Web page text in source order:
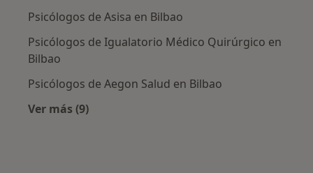
Psicólogos de Asisa en Bilbao
Psicólogos de Igualatorio Médico Quirúrgico en
Bilbao
Psicólogos de Aegon Salud en Bilbao
Ver más (9)